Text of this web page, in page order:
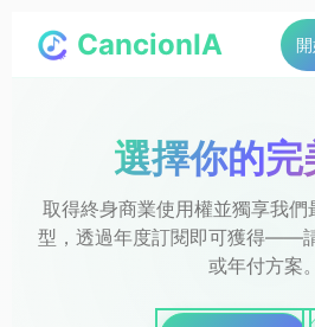
CancionIA
選擇你的完
取得終身商業使用權並獨享我
型，透過年度訂閱即可獲得——
或年付方案。